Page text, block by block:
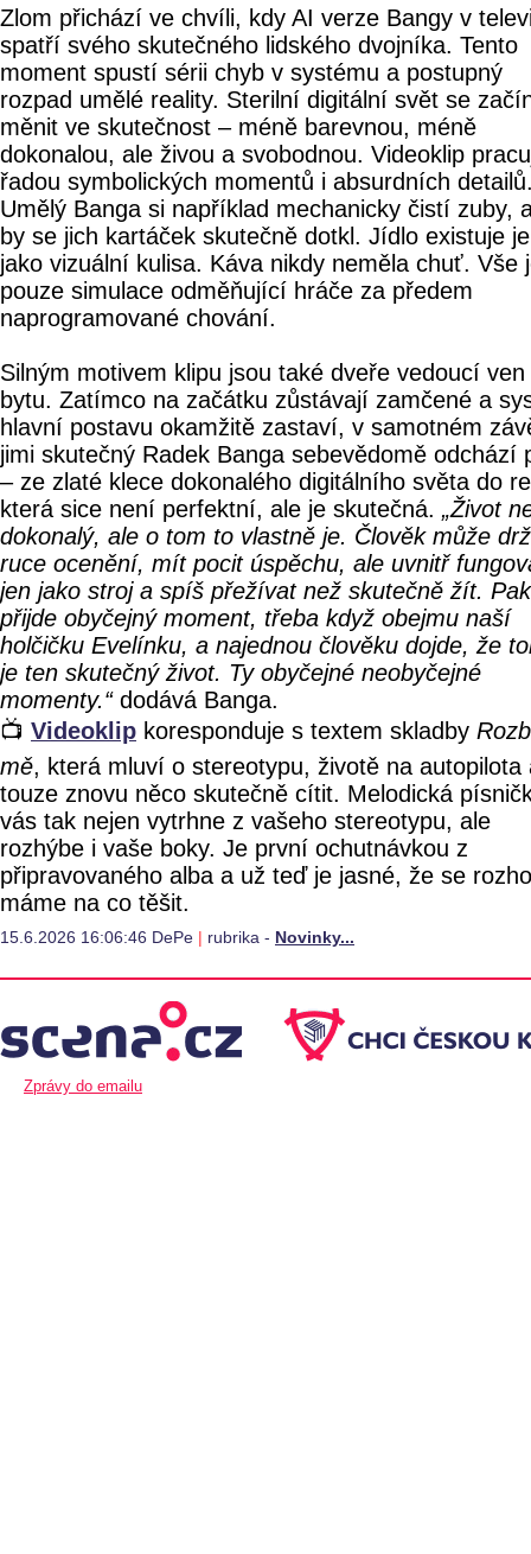
Zlom přichází ve chvíli, kdy AI verze Bangy v
spatří svého skutečného lidského dvojníka. Tento
moment spustí sérii chyb v systému a postupný
rozpad umělé reality. Sterilní digitální svět se
měnit ve skutečnost – méně barevnou, méně
dokonalou, ale živou a svobodnou. Videoklip
řadou symbolických momentů i absurdních
Umělý Banga si například mechanicky čistí zuby,
by se jich kartáček skutečně dotkl. Jídlo existuje
jako vizuální kulisa. Káva nikdy neměla chuť. Vše
pouze simulace odměňující hráče za předem
naprogramované chování.
Silným motivem klipu jsou také dveře vedoucí ven
bytu. Zatímco na začátku zůstávají zamčené a
hlavní postavu okamžitě zastaví, v samotném
jimi skutečný Radek Banga sebevědomě odchází
– ze zlaté klece dokonalého digitálního světa do
která sice není perfektní, ale je skutečná. „Život
dokonalý, ale o tom to vlastně je. Člověk může
ruce ocenění, mít pocit úspěchu, ale uvnitř
jen jako stroj a spíš přežívat než skutečně žít. Pak
přijde obyčejný moment, třeba když obejmu naší
holčičku Evelínku, a najednou člověku dojde, že
je ten skutečný život. Ty obyčejné neobyčejné
momenty.“dodává Banga.
📺 Videoklip koresponduje s textem skladby
mě, která mluví o stereotypu, životě na autopilota
touze znovu něco skutečně cítit. Melodická
vás tak nejen vytrhne z vašeho stereotypu, ale
rozhýbe i vaše boky. Je první ochutnávkou z
připravovaného alba a už teď je jasné, že se
máme na co těšit.
15.6.2026 16:06:46 DePe | rubrika - Novinky...
Zprávy do emailu